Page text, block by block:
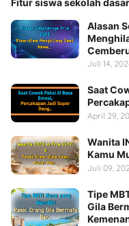
Alasan
Juli 14,
Saat
April 29,
Wanita
Kamu
Juli 09,
Tipe
Gila